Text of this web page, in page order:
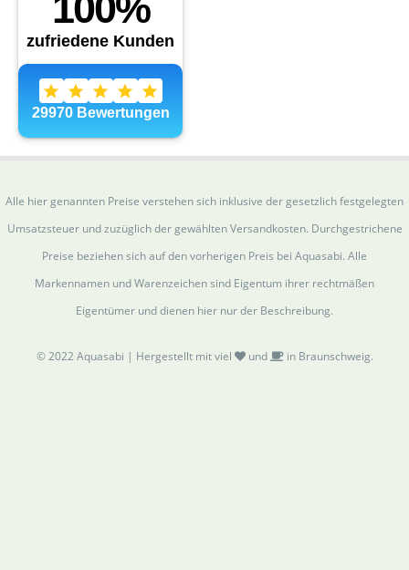
Alle hier genannten Preise verstehen sich inklusive der gesetzlich festgelegten
Umsatzsteuer und zuzüglich der gewählten Versandkosten. Durchgestrichene
Preise beziehen sich auf den vorherigen Preis bei Aquasabi. Alle
Markennamen und Warenzeichen sind Eigentum ihrer rechtmäßen
Eigentümer und dienen hier nur der Beschreibung.
© 2022 Aquasabi | Hergestellt mit viel und in Braunschweig.